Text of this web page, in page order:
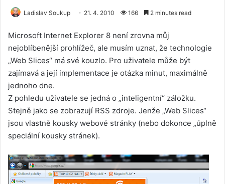
Ladislav Soukup 21. 4. 2010 166 2 minutes read
Microsoft Internet Explorer 8 není zrovna můj
nejoblíbenější prohlížeč, ale musím uznat, že technologie
„Web Slices“ má své kouzlo. Pro uživatele může být
zajímavá a její implementace je otázka minut, maximálně
jednoho dne.
Z pohledu uživatele se jedná o „inteligentní“ záložku.
Stejně jako se zobrazují RSS zdroje. Jenže „Web Slices“
jsou vlastně kousky webové stránky (nebo dokonce „úplně
speciální kousky stránek).